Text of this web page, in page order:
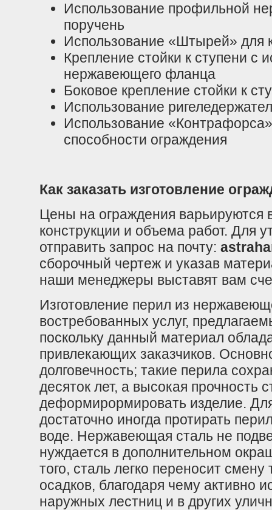
Использование профильной
поручень
Использование «Штырей» для
Крепление стойки к ступени с
нержавеющего фланца
Боковое крепление стойки к
Использование
Использование
способности ограждения
Как заказать изготовление
Цены на ограждения варьируются
конструкции и объема работ. Для
отправить запрос на почту:
сборочный чертеж и указав
наши менеджеры выставят вам
Изготовление перил из
востребованных услуг,
поскольку данный материал
привлекающих заказчиков.
долговечность; такие перила
десяток лет, а высокая прочность
деформирормировать изделие.
достаточно иногда протирать
воде. Нержавеющая сталь не
нуждается в дополнительном
того, сталь легко переносит
осадков, благодаря чему активно
наружных лестниц и в других